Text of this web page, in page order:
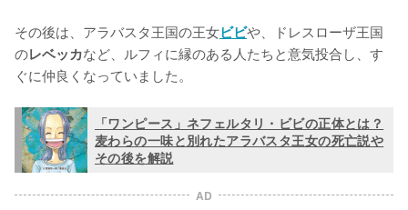
その後は、アラバスタ王国の王女ビビや、ドレスローザ王国
のレベッカなど、ルフィに縁のある人たちと意気投合し、す
ぐに仲良くなっていました。
「ワンピース」ネフェルタリ・ビビの正体とは？
麦わらの一味と別れたアラバスタ王女の死亡説や
その後を解説
AD